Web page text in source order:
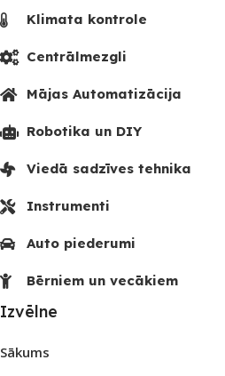
Klimata kontrole
Centrālmezgli
Mājas Automatizācija
Robotika un DIY
Viedā sadzīves tehnika
Instrumenti
Auto piederumi
Bērniem un vecākiem
Izvēlne
Sākums